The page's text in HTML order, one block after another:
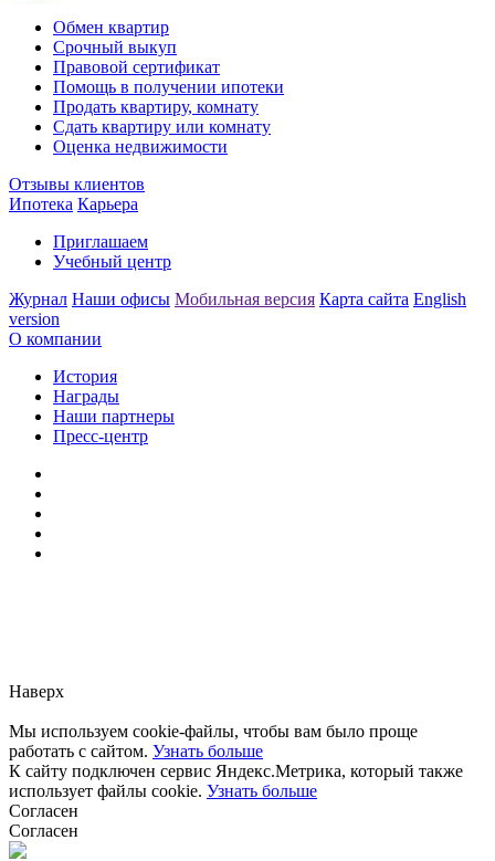
Обмен квартир
Срочный выкуп
Правовой сертификат
Помощь в получении ипотеки
Продать квартиру, комнату
Сдать квартиру или комнату
Оценка недвижимости
Отзывы клиентов
Ипотека Карьера
Приглашаем
Учебный центр
Журнал Наши офисы Мобильная версия Карта сайта English
version
О компании
История
Награды
Наши партнеры
Пресс-центр
Наверх
Мы используем cookie-файлы, чтобы вам было проще
работать с сайтом. Узнать больше
К сайту подключен сервис Яндекс.Метрика, который также
использует файлы cookie. Узнать больше
Согласен
Согласен